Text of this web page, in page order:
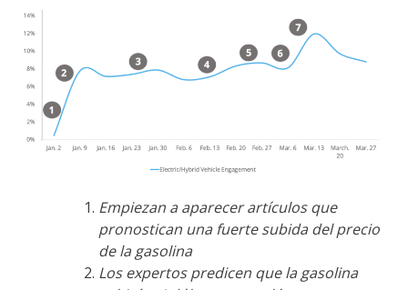
Empiezan a aparecer artículos que
pronostican una fuerte subida del precio
de la gasolina
Los expertos predicen que la gasolina